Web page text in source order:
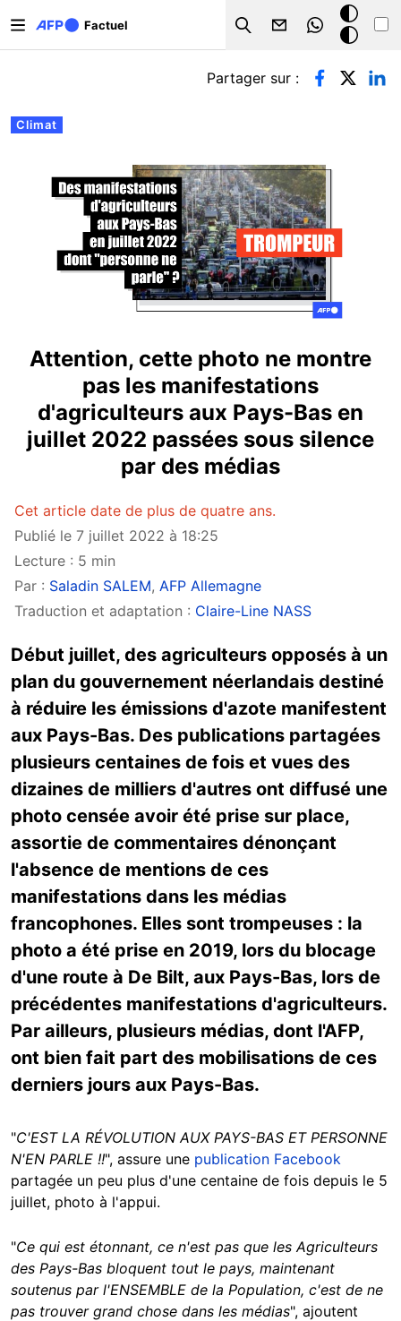
Factuel
Search
Mode
sombre
Onglets principaux
Climat
Partager sur :
Attention, cette photo ne montre
pas les manifestations
d'agriculteurs aux Pays-Bas en
juillet 2022 passées sous silence
par des médias
Cet article date de plus de quatre ans.
Publié le 7 juillet 2022 à 18:25
Lecture : 5 min
Par : Saladin SALEM, AFP Allemagne
Traduction et adaptation : Claire-Line NASS
Début juillet, des agriculteurs opposés à un
plan du gouvernement néerlandais destiné
à réduire les émissions d'azote manifestent
aux Pays-Bas. Des publications partagées
plusieurs centaines de fois et vues des
dizaines de milliers d'autres ont diffusé une
photo censée avoir été prise sur place,
assortie de commentaires dénonçant
l'absence de mentions de ces
manifestations dans les médias
francophones. Elles sont trompeuses : la
photo a été prise en 2019, lors du blocage
d'une route à De Bilt, aux Pays-Bas, lors de
précédentes manifestations d'agriculteurs.
Par ailleurs, plusieurs médias, dont l'AFP,
ont bien fait part des mobilisations de ces
derniers jours aux Pays-Bas.
"C'EST LA RÉVOLUTION AUX PAYS-BAS ET PERSONNE
N'EN PARLE !!", assure une publication Facebook
partagée un peu plus d'une centaine de fois depuis le 5
juillet, photo à l'appui.
"Ce qui est étonnant, ce n'est pas que les Agriculteurs
des Pays-Bas bloquent tout le pays, maintenant
soutenus par l'ENSEMBLE de la Population, c'est de ne
pas trouver grand chose dans les médias", ajoutent